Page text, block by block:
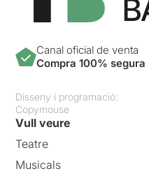
Canal oficial de venta
Compra 100% segura
Disseny i programació:
Copymouse
Vull veure
Teatre
Musicals